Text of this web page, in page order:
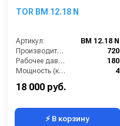
TOR BM 12.18 N
Артикул:
BM 12.18 N
Производительность (л/ч):
720
Рабочее давление (бар):
180
Мощность (кВт):
4
18 000 руб.
⚡ В корзину